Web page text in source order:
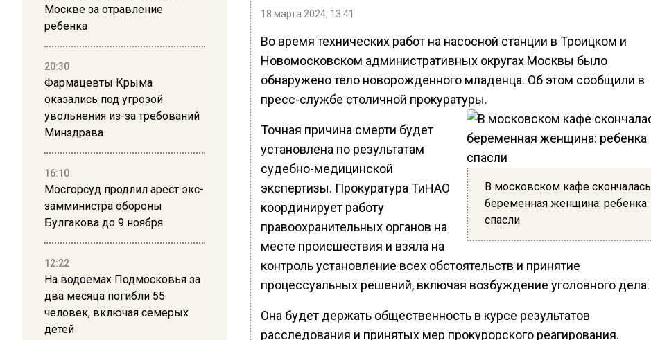
Москве за отравление
ребенка
20:30
Фармацевты Крыма
оказались под угрозой
увольнения из-за требований
Минздрава
16:10
Мосгорсуд продлил арест экс-
замминистра обороны
Булгакова до 9 ноября
12:22
На водоемах Подмосковья за
два месяца погибли 55
человек, включая семерых
детей
18 марта 2024, 13:41
Во время технических работ на насосной станции в Троицком и
Новомосковском административных округах Москвы было
обнаружено тело новорожденного младенца. Об этом сообщили в
пресс-службе столичной прокуратуры.
В московском кафе скончалась
беременная женщина: ребенка
спасли
Точная причина смерти будет
установлена по результатам
судебно-медицинской
экспертизы. Прокуратура ТиНАО
координирует работу
правоохранительных органов на
месте происшествия и взяла на
контроль установление всех обстоятельств и принятие
процессуальных решений, включая возбуждение уголовного дела.
Она будет держать общественность в курсе результатов
расследования и принятых мер прокурорского реагирования.